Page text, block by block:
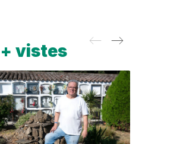
vistes